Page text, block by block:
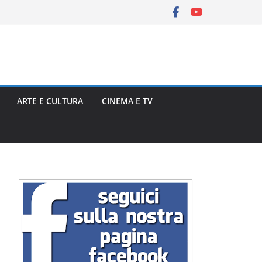
ARTE E CULTURA CINEMA E TV